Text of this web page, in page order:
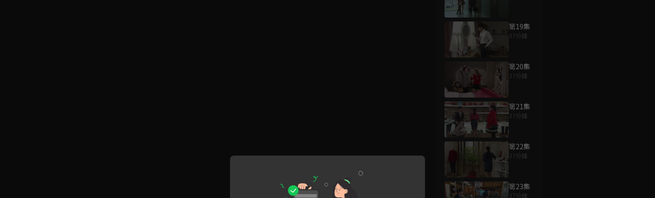
第19集
37分鐘
第20集
37分鐘
第21集
37分鐘
第22集
37分鐘
第23集
37分鐘